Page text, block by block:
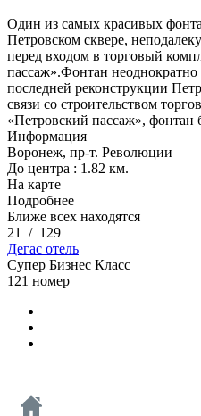
Один из самых красивых
Петровском сквере,
перед входом в торговый
пассаж».Фонтан
последней реконструкции
связи со строительством
«Петровский пассаж»,
Информация
Воронеж, пр-т. Революции
До центра : 1.82 км.
На карте
Подробнее
Ближе всех находятся
21
/ 129
Дегас отель
Супер Бизнес Класс
121 номер